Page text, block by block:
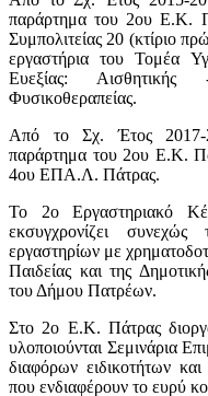
παράρτημα του 2ου Ε.Κ.
Συμπολιτείας 20 (κτίριο
εργαστήρια του Τομέα
Ευεξίας:
Φυσικοθεραπείας.
Από το Σχ. Έτος 2017-
παράρτημα του 2ου Ε.Κ.
4ου ΕΠΑ.Λ. Πάτρας.
Το 2ο Εργαστηριακό
εκσυγχρονίζει
εργαστηρίων με
Παιδείας και της
του Δήμου Πατρέων.
Στο 2ο Ε.Κ. Πάτρας
υλοποιούνται Σεμινάρια
διαφόρων ειδικοτήτων
που ενδιαφέρουν το ευρύ